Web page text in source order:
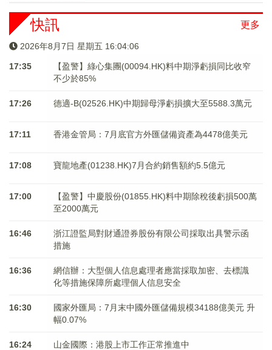
更多
快訊
2026年8月7日 星期五 16:04:06
17:35
【盈警】綠心集團(00094.HK)料中期淨虧損同比收窄
不少於85%
17:26 德適-B(02526.HK)中期歸母淨虧損擴大至5588.3萬元
17:11 香港金管局：7月底官方外匯儲備資產為4478億美元
17:08 寶龍地產(01238.HK)7月合約銷售額約5.5億元
17:00
【盈警】中慶股份(01855.HK)料中期除稅後虧損500萬
至2000萬元
16:46
浙江證監局對財通證券股份有限公司採取出具警示函
措施
16:36
網信辦：大型個人信息處理者應當採取加密、去標識
化等措施保障所處理個人信息安全
16:30
國家外匯局：7月末中國外匯儲備規模34188億美元 升
幅0.07%
16:24 山金國際：港股上市工作正常推進中